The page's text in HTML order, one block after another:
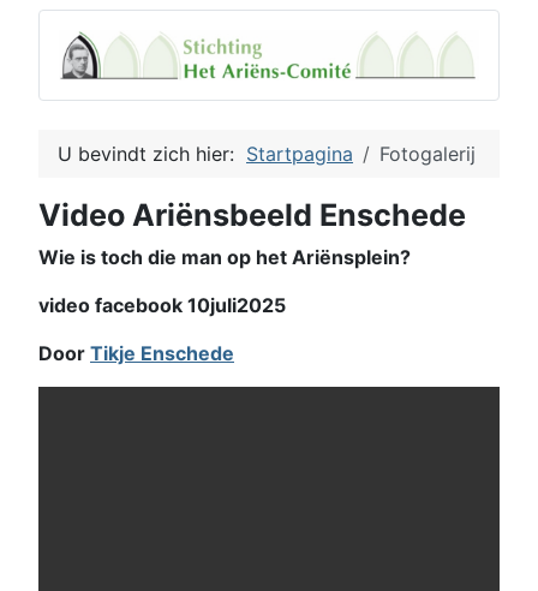
U bevindt zich hier: Startpagina Fotogalerij
Video Ariënsbeeld Enschede
Wie is toch die man op het Ariënsplein?
video facebook 10juli2025
Door Tikje Enschede